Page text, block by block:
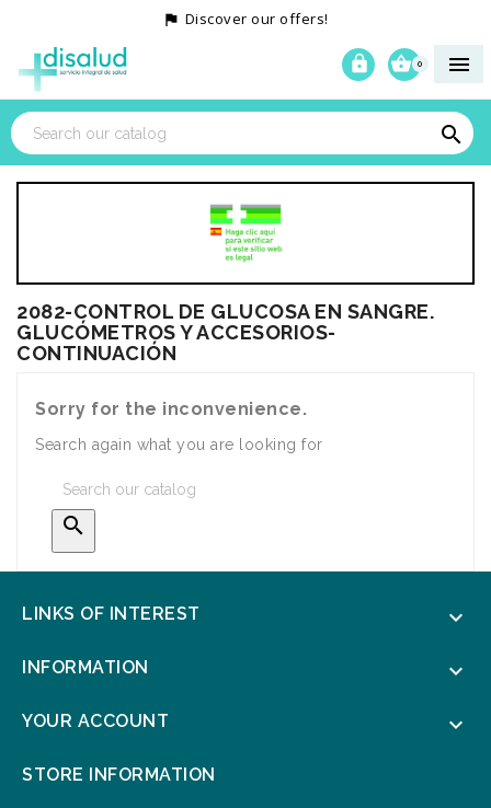
 Discover our offers!

0



2082-CONTROL DE GLUCOSA EN SANGRE.
GLUCÓMETROS Y ACCESORIOS-
CONTINUACIÓN
Sorry for the inconvenience.
Search again what you are looking for

LINKS OF INTEREST 
INFORMATION 
YOUR ACCOUNT 
STORE INFORMATION